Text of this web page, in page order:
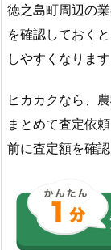
徳之島町周辺の
を確認しておく
しやすくなります
ヒカカクなら、
まとめて査定依
前に査定額を確